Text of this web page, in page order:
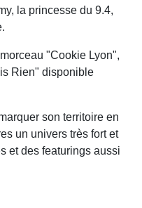
la princesse du 9.4,
"Cookie Lyon",
Rien" disponible
son territoire en
un univers très fort et
et des featurings aussi